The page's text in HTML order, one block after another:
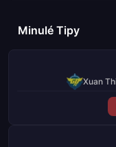
Minulé Tipy